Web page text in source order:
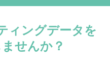
ィングデータを
せんか？